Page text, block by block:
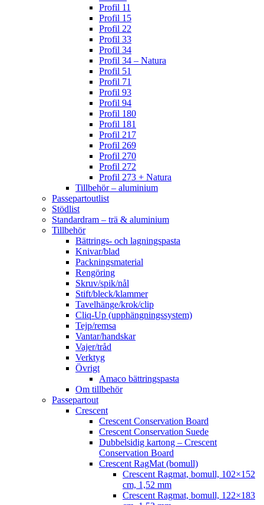
Profil 11
Profil 15
Profil 22
Profil 33
Profil 34
Profil 34 – Natura
Profil 51
Profil 71
Profil 93
Profil 94
Profil 180
Profil 181
Profil 217
Profil 269
Profil 270
Profil 272
Profil 273 + Natura
Tillbehör – aluminium
Passepartoutlist
Stödlist
Standardram – trä & aluminium
Tillbehör
Bättrings- och lagningspasta
Knivar/blad
Packningsmaterial
Rengöring
Skruv/spik/nål
Stift/bleck/klammer
Tavelhänge/krok/clip
Cliq-Up (upphängningssystem)
Tejp/remsa
Vantar/handskar
Vajer/tråd
Verktyg
Övrigt
Amaco bättringspasta
Om tillbehör
Passepartout
Crescent
Crescent Conservation Board
Crescent Conservation Suede
Dubbelsidig kartong – Crescent
Conservation Board
Crescent RagMat (bomull)
Crescent Ragmat, bomull, 102×152
cm, 1,52 mm
Crescent Ragmat, bomull, 122×183